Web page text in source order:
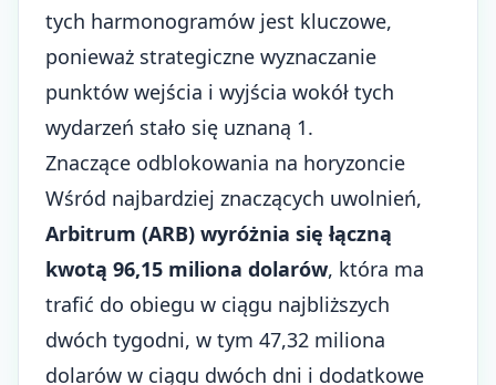
tych harmonogramów jest kluczowe,
ponieważ strategiczne wyznaczanie
punktów wejścia i wyjścia wokół tych
wydarzeń stało się uznaną 1.
Znaczące odblokowania na horyzoncie
Wśród najbardziej znaczących uwolnień,
Arbitrum (ARB) wyróżnia się łączną
kwotą 96,15 miliona dolarów, która ma
trafić do obiegu w ciągu najbliższych
dwóch tygodni, w tym 47,32 miliona
dolarów w ciągu dwóch dni i dodatkowe